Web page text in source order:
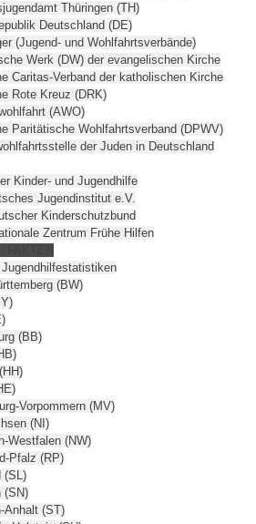
Thüringen (TH)
Deutschland (DE)
(Jugend- und Wohlfahrtsverbände)
Werk (DW) der evangelischen Kirche
Verband der katholischen Kirche
Rote Kreuz (DRK)
(AWO)
Paritätische Wohlfahrtsverband (DPWV)
der Juden in Deutschland
Kinder- und Jugendhilfe
Jugendinstitut e.V.
Kinderschutzbund
Zentrum Frühe Hilfen
(BW)
(BB)
Vorpommern (MV)
(NI)
Westfalen (NW)
Pfalz (RP)
(SL)
(ST)